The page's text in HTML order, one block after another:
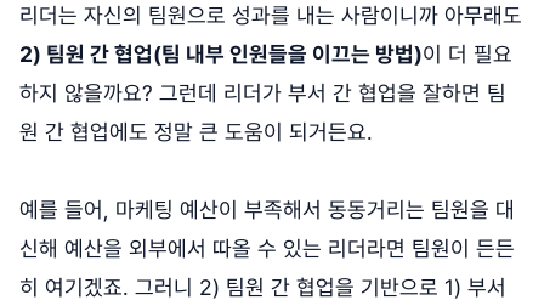
리더는 자신의 팀원으로 성과를 내는 사람이니까 아무래도
2) 팀원 간 협업(팀 내부 인원들을 이끄는 방법)이 더 필요
하지 않을까요? 그런데 리더가 부서 간 협업을 잘하면 팀
원 간 협업에도 정말 큰 도움이 되거든요.
예를 들어, 마케팅 예산이 부족해서 동동거리는 팀원을 대
신해 예산을 외부에서 따올 수 있는 리더라면 팀원이 든든
히 여기겠죠. 그러니 2) 팀원 간 협업을 기반으로 1) 부서